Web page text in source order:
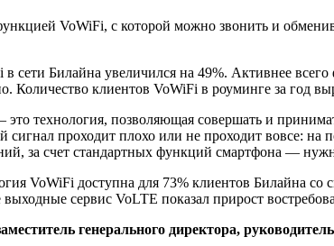
VoWiFi, с которой можно звонить и
сети Билайна увеличился на 49%. Активнее
Количество клиентов VoWiFi в роуминге за год
технология, позволяющая совершать и
сигнал проходит плохо или не проходит вовсе:
за счет стандартных функций смартфона —
VoWiFi доступна для 73% клиентов Билайна со
выходные сервис VoLTE показал прирост
генерального директора,